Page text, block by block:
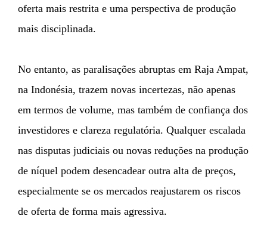
oferta mais restrita e uma perspectiva de produção
mais disciplinada.
No entanto, as paralisações abruptas em Raja Ampat,
na Indonésia, trazem novas incertezas, não apenas
em termos de volume, mas também de confiança dos
investidores e clareza regulatória. Qualquer escalada
nas disputas judiciais ou novas reduções na produção
de níquel podem desencadear outra alta de preços,
especialmente se os mercados reajustarem os riscos
de oferta de forma mais agressiva.